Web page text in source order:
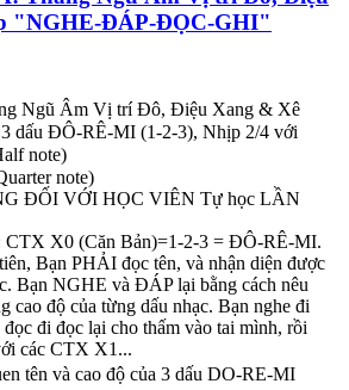
và cao độ của 3 dấu DO-RE-MI (trong
gần nhau nhất đó là Pycnon), ⇨ bạn có thể
Bài 1_XA1 [chữ "i" trong vòng tròn màu
2), ⇨ rồi lên bấm vào Bài 1_XA1, chọn
ĐÁP-ĐỌC-GHI như hướng dẫn.
"NGHE-ĐÁP-ĐỌC-GHI"
Ngũ Âm Vị trí Đô, Điệu Xang & Xê
dấu ĐÔ-RÊ-MI (1-2-3), Nhịp 2/4 với
note)
note)
ĐỐI VỚI HỌC VIÊN Tự học LẦN
X0 (Căn Bản)=1-2-3 = ĐÔ-RÊ-MI.
Bạn PHẢI đọc tên, và nhận diện được
Bạn NGHE và ĐÁP lại bằng cách nêu
cao độ của từng dấu nhạc. Bạn nghe đi
đi đọc lại cho thấm vào tai mình, rồi
các CTX X1...
tên và cao độ của 3 dấu DO-RE-MI